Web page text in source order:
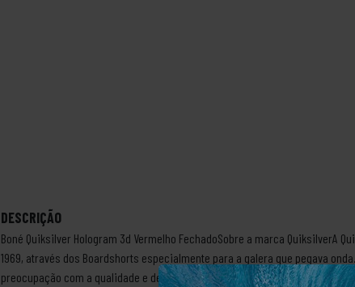
DESCRIÇÃO
Boné Quiksilver Hologram 3d Vermelho FechadoSobre a marca
1969, através dos Boardshorts especialmente para a galera que pegava
preocupação com a qualidade e desempenho dos amantes dessa